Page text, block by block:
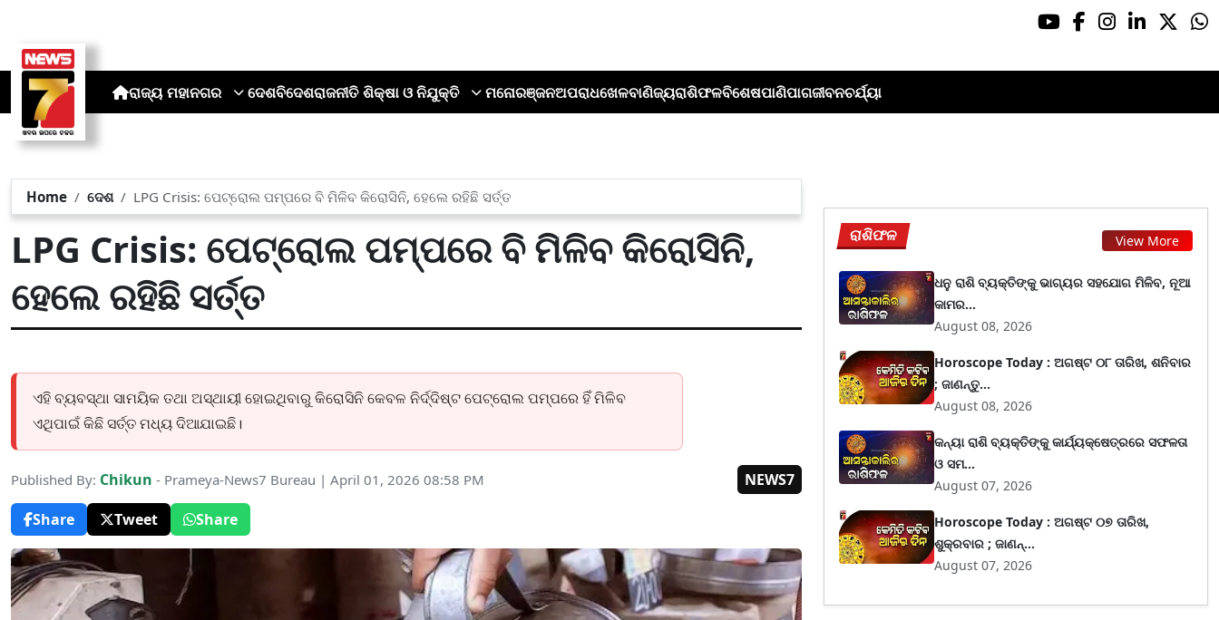
ରାଜ୍ୟ ମହାନଗର ଦେଶବିଦେଶରାଜନୀତି ଶିକ୍ଷା ଓ ନିଯୁକ୍ତି ମନୋରଞ୍ଜନଅପରାଧଖେଳବାଣିଜ୍ୟରାଶିଫଳବିଶେଷପାଣିପାଗଜୀବନଚର୍ଯ୍ୟା
Home ଦେଶ LPG Crisis: ପେଟ୍ରୋଲ ପମ୍ପରେ ବି ମିଳିବ କିରୋସିନି, ହେଲେ ରହିଛି ସର୍ତ୍ତ
LPG Crisis: ପେଟ୍ରୋଲ ପମ୍ପରେ ବି ମିଳିବ କିରୋସିନି,
ହେଲେ ରହିଛି ସର୍ତ୍ତ
ଏହି ବ୍ୟବସ୍ଥା ସାମୟିକ ତଥା ଅସ୍ଥାୟୀ ହୋଇଥିବାରୁ କିରୋସିନି କେବଳ ନିର୍ଦ୍ଦିଷ୍ଟ ପେଟ୍ରୋଲ ପମ୍ପରେ ହିଁ ମିଳିବ
ଏଥିପାଇଁ କିଛି ସର୍ତ୍ତ ମଧ୍ୟ ଦିଆଯାଇଛି।
Published By: Chikun - Prameya-News7 Bureau | April 01, 2026 08:58 PM
NEWS7
Share
Tweet Share
ରାଶିଫଳ View More
ଧନୁ ରାଶି ବ୍ୟକ୍ତିଙ୍କୁ ଭାଗ୍ୟର ସହଯୋଗ ମିଳିବ, ନୂଆ
କାମର...
August 08, 2026
Horoscope Today : ଅଗଷ୍ଟ ୦୮ ତାରିଖ, ଶନିବାର
; ଜାଣନ୍ତୁ...
August 08, 2026
କନ୍ୟା ରାଶି ବ୍ୟକ୍ତିଙ୍କୁ କାର୍ଯ୍ୟକ୍ଷେତ୍ରରେ ସଫଳତା
ଓ ସମ...
August 07, 2026
Horoscope Today : ଅଗଷ୍ଟ ୦୭ ତାରିଖ,
ଶୁକ୍ରବାର ; ଜାଣନ୍...
August 07, 2026